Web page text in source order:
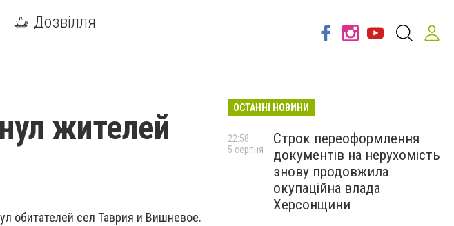
Дозвілля
жителей
обитателей сел Таврия и Вишневое.
ОСТАННІ НОВИНИ
Строк переоформлення
документів на нерухомість
знову продовжила
окупаційна влада
Херсонщини
22:58
5 серпня